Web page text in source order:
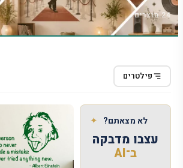
24 מוצרים
פילטרים
✦ לא מצאתם?
עצבו מדבקה
ב־AI